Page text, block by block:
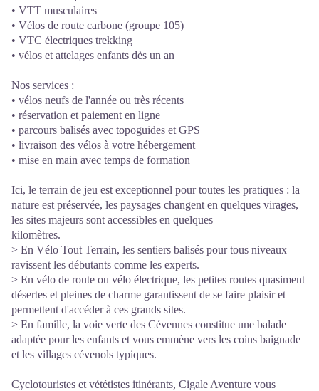
• VTT musculaires
• Vélos de route carbone (groupe 105)
• VTC électriques trekking
• vélos et attelages enfants dès un an
Nos services :
• vélos neufs de l'année ou très récents
• réservation et paiement en ligne
• parcours balisés avec topoguides et GPS
• livraison des vélos à votre hébergement
• mise en main avec temps de formation
Ici, le terrain de jeu est exceptionnel pour toutes les pratiques : la
nature est préservée, les paysages changent en quelques virages,
les sites majeurs sont accessibles en quelques
kilomètres.
> En Vélo Tout Terrain, les sentiers balisés pour tous niveaux
ravissent les débutants comme les experts.
> En vélo de route ou vélo électrique, les petites routes quasiment
désertes et pleines de charme garantissent de se faire plaisir et
permettent d'accéder à ces grands sites.
> En famille, la voie verte des Cévennes constitue une balade
adaptée pour les enfants et vous emmène vers les coins baignade
et les villages cévenols typiques.
Cyclotouristes et vététistes itinérants, Cigale Aventure vous